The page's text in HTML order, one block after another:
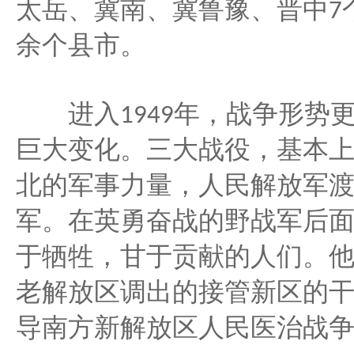
太岳、冀南、冀鲁豫、晋中7
余个县市。
进入 1949年，战争形势
巨大变化。三大战役，基本
北的军事力量，人民解放军
军。在英勇奋战的野战军后
于牺牲，甘于贡献的人们。
老解放区调出的接管新区的
导南方新解放区人民医治战